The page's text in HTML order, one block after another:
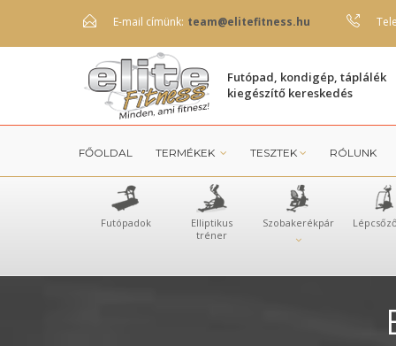
E-mail címünk: team@elitefitness.hu
Futópad, kondigép, táplálék
kiegészítő kereskedés
FŐOLDAL TERMÉKEK TESZTEK RÓLUNK
Futópadok
Elliptikus
tréner
Szobakerékpár